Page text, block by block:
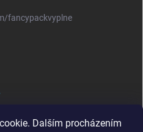
Dalším procházením
fancypackvyplne